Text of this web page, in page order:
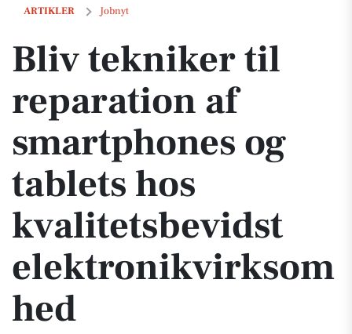
ARTIKLER Jobnyt
Bliv tekniker til reparation af smartphones og tablets hos
Bliv tekniker til
reparation af
smartphones og
tablets hos
kvalitetsbevidst
elektronikvirksom
hed